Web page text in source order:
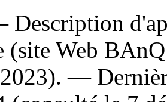
(site Web
2023). —